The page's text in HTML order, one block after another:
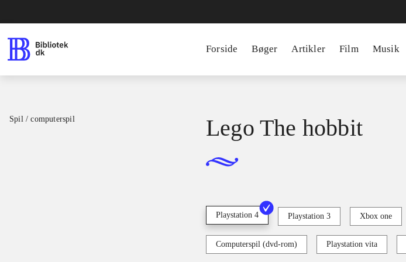
Forside Bøger Artikler Film Musik
Spil / computerspil Lego The hobbit
Playstation 4 Playstation 3 Xbox one
Computerspil (dvd-rom) Playstation vita